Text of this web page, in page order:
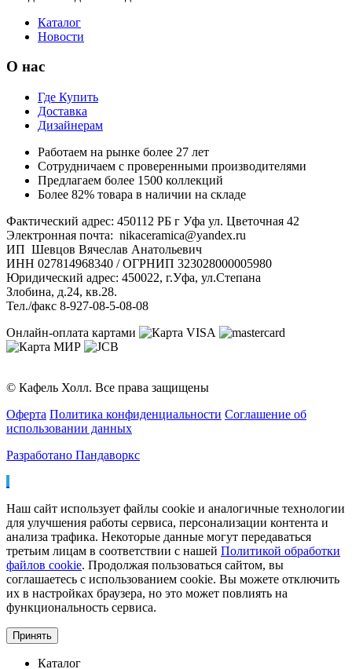
Каталог
Новости
О нас
Где Купить
Доставка
Дизайнерам
Работаем на рынке более 27 лет
Сотрудничаем с проверенными производителями
Предлагаем более 1500 коллекций
Более 82% товара в наличии на складе
Фактический адрес: 450112 РБ г Уфа ул. Цветочная 42
Электронная почта: nikaceramica@yandex.ru
ИП Шевцов Вячеслав Анатольевич
ИНН 027814968340 / ОГРНИП 323028000005980
Юридический адрес: 450022, г.Уфа, ул.Степана
Злобина, д.24, кв.28.
Тел./факс 8-927-08-5-08-08
Онлайн-оплата картами
© Кафель Холл. Все права защищены
Оферта Политика конфиденциальности Соглашение об
использовании данных
Разработано Пандаворкс
Наш сайт использует файлы cookie и аналогичные технологии
для улучшения работы сервиса, персонализации контента и
анализа трафика. Некоторые данные могут передаваться
третьим лицам в соответствии с нашей Политикой обработки
файлов cookie. Продолжая пользоваться сайтом, вы
соглашаетесь с использованием cookie. Вы можете отключить
их в настройках браузера, но это может повлиять на
функциональность сервиса.
Принять
Каталог